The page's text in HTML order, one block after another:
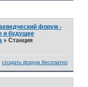
форум -
и будущее
»Станция
создать форум бесплатно